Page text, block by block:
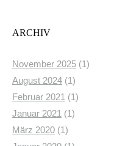
ARCHIV
November 2025 (1)
August 2024 (1)
Februar 2021 (1)
Januar 2021 (1)
März 2020 (1)